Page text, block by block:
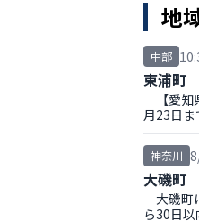
地
中部
東浦町
【愛知
月23日ま
神奈川
大磯町
大磯町
ら30日以